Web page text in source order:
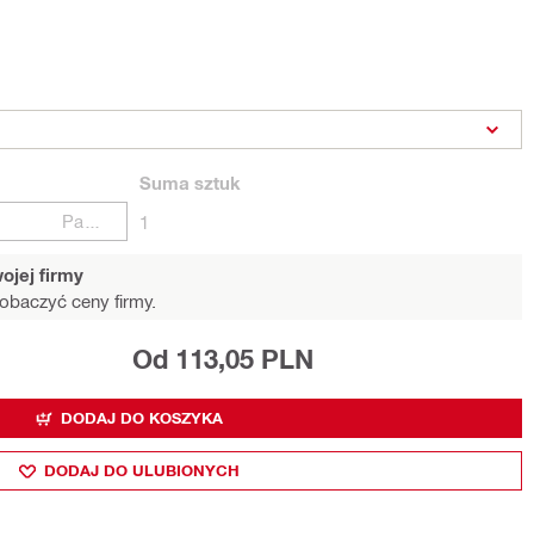
Suma sztuk
1
firmy
ceny firmy.
Od 113,05 PLN
DODAJ DO KOSZYKA
DODAJ DO ULUBIONYCH